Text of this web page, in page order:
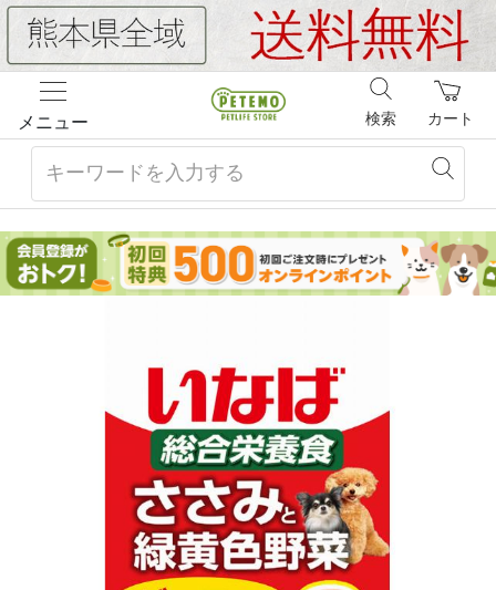
メニュー カート
検索